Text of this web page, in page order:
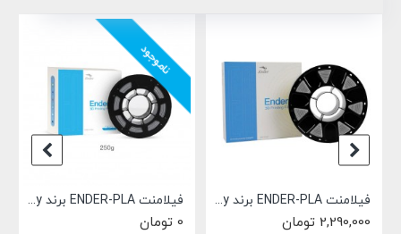
فیلامنت ENDER-PLA برند Creality خاکستری 1.75mm
2,290,000 تومان
ناموجود
فیلامنت ENDER-PLA برند Creality خاکستری 1.75mm وزن 250 گرمی
0 تومان